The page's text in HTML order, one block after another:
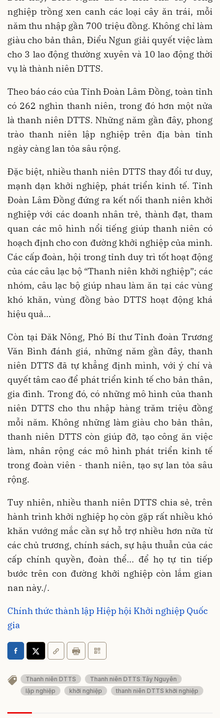
nghiệp trồng xen canh các loại cây ăn trái, mỗi
năm thu nhập gần 700 triệu đồng. Không chỉ làm
giàu cho bản thân, Điểu Ngun giải quyết việc làm
cho 3 lao động thường xuyên và 10 lao động thời
vụ là thành niên DTTS.
Theo báo cáo của Tỉnh Đoàn Lâm Đồng, toàn tỉnh
có 262 nghìn thanh niên, trong đó hơn một nửa
là thanh niên DTTS. Những năm gần đây, phong
trào thanh niên lập nghiệp trên địa bàn tỉnh
ngày càng lan tỏa sâu rộng.
Đặc biệt, nhiều thanh niên DTTS thay đổi tư duy,
mạnh dạn khởi nghiệp, phát triển kinh tế. Tỉnh
Đoàn Lâm Đồng đứng ra kết nối thanh niên khởi
nghiệp với các doanh nhân trẻ, thành đạt, tham
quan các mô hình nổi tiếng giúp thanh niên có
hoạch định cho con đường khởi nghiệp của mình.
Các cấp đoàn, hội trong tỉnh duy trì tốt hoạt động
của các câu lạc bộ “Thanh niên khởi nghiệp”; các
nhóm, câu lạc bộ giúp nhau làm ăn tại các vùng
khó khăn, vùng đồng bào DTTS hoạt động khá
hiệu quả…
Còn tại Đăk Nông, Phó Bí thư Tỉnh đoàn Trương
Văn Bình đánh giá, những năm gần đây, thanh
niên DTTS đã tự khẳng định mình, với ý chí và
quyết tâm cao để phát triển kinh tế cho bản thân,
gia đình. Trong đó, có những mô hình của thanh
niên DTTS cho thu nhập hàng trăm triệu đồng
mỗi năm. Không những làm giàu cho bản thân,
thanh niên DTTS còn giúp đỡ, tạo công ăn việc
làm, nhân rộng các mô hình phát triển kinh tế
trong đoàn viên - thanh niên, tạo sự lan tỏa sâu
rộng.
Tuy nhiên, nhiều thanh niên DTTS chia sẻ, trên
hành trình khởi nghiệp họ còn gặp rất nhiều khó
khăn vướng mắc cần sự hỗ trợ nhiều hơn nữa từ
các chủ trương, chính sách, sự hậu thuẫn của các
cấp chính quyền, đoàn thể... để họ tự tin tiếp
bước trên con đường khởi nghiệp còn lắm gian
nan này./.
Chính thức thành lập Hiệp hội Khởi nghiệp Quốc
gia
Thanh niên DTTS
Thanh niên DTTS Tây Nguyên
lập nghiệp
khởi nghiệp thanh niên DTTS khởi nghiệp